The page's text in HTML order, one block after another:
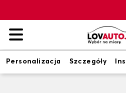
Personalizacja Szczegóły